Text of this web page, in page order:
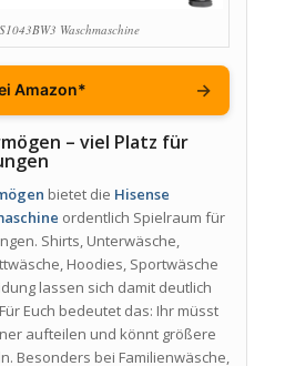
Waschmaschine
Amazon* →
– viel Platz für
bietet die Hisense
ordentlich Spielraum für
Shirts, Unterwäsche,
Hoodies, Sportwäsche
lassen sich damit deutlich
Euch bedeutet das: Ihr müsst
aufteilen und könnt größere
Besonders bei Familienwäsche,